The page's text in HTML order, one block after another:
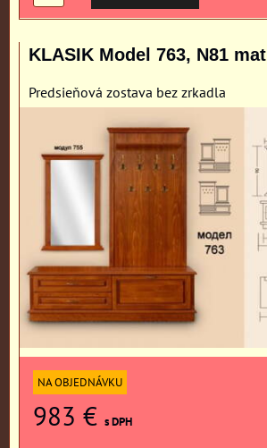
KLASIK Model 763, N81 mat
Predsieňová zostava bez zrkadla
NA OBJEDNÁVKU
983 € s DPH